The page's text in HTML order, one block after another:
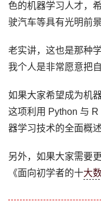
色的机器学习人才，
驶汽车等具有光明前
老实讲，这也是那种
我个人是非常愿意把
如果大家希望成为机
这项利用 Python 与
器学习技术的全面概述
另外，如果大家需要
《面向初学者的十大